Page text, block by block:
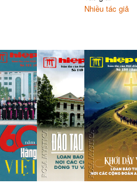
Nhiều tác giả